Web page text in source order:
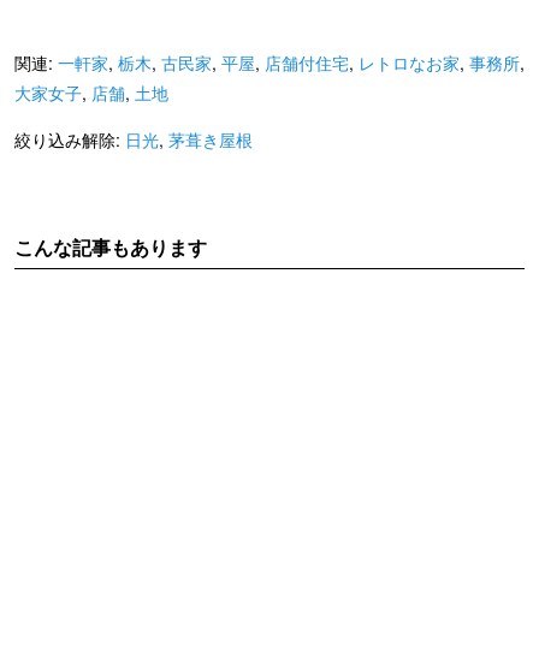
関連: 一軒家, 栃木, 古民家, 平屋, 店舗付住宅, レトロなお家, 事務所,
大家女子, 店舗, 土地
絞り込み解除: 日光, 茅葺き屋根
こんな記事もあります